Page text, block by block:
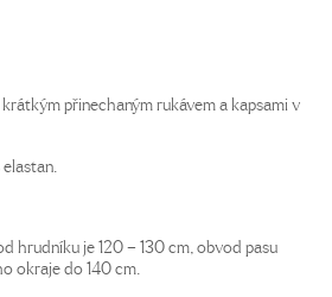
přinechaným rukávem a kapsami v
hrudníku je 120 – 130 cm, obvod pasu
okraje do 140 cm.